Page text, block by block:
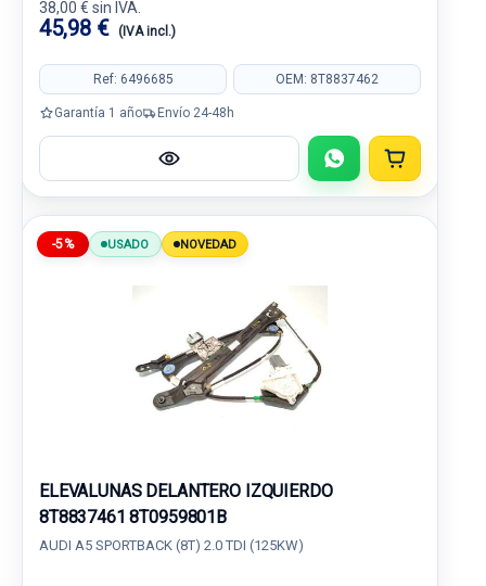
38,00 € sin IVA.
45,98 € (IVA incl.)
Ref: 6496685 OEM: 8T8837462
Garantía 1 año Envío 24-48h
-5% USADO NOVEDAD
ELEVALUNAS DELANTERO IZQUIERDO
8T8837461 8T0959801B
AUDI A5 SPORTBACK (8T) 2.0 TDI (125KW)